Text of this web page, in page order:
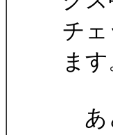
チ
ます
あ